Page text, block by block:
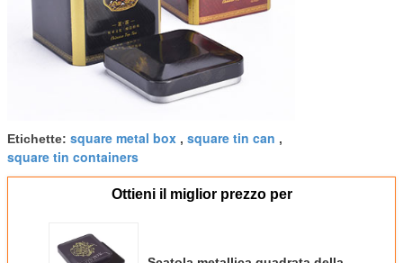
Etichette: square metal box , square tin can ,
square tin containers
Ottieni il miglior prezzo per